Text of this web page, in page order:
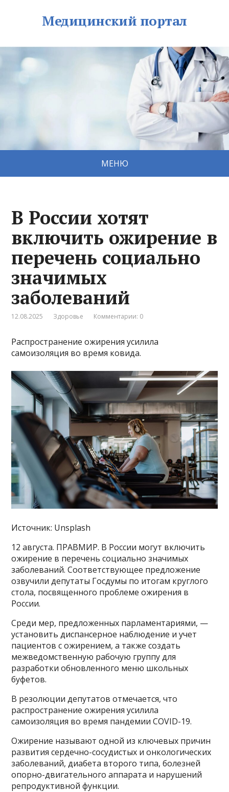
Медицинский портал
МЕНЮ
В России хотят
включить ожирение в
перечень социально
значимых
заболеваний
12.08.2025 Здоровье Комментарии: 0
Распространение ожирения усилила
самоизоляция во время ковида.
Источник: Unsplash
12 августа. ПРАВМИР. В России могут включить
ожирение в перечень социально значимых
заболеваний. Соответствующее предложение
озвучили депутаты Госдумы по итогам круглого
стола, посвященного проблеме ожирения в
России.
Среди мер, предложенных парламентариями, —
установить диспансерное наблюдение и учет
пациентов с ожирением, а также создать
межведомственную рабочую группу для
разработки обновленного меню школьных
буфетов.
В резолюции депутатов отмечается, что
распространение ожирения усилила
самоизоляция во время пандемии COVID-19.
Ожирение называют одной из ключевых причин
развития сердечно-сосудистых и онкологических
заболеваний, диабета второго типа, болезней
опорно-двигательного аппарата и нарушений
репродуктивной функции.